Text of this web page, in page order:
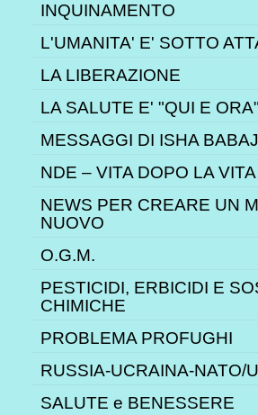
INQUINAMENTO
L'UMANITA' E' SOTTO
LA LIBERAZIONE
LA SALUTE E' "QUI E ORA"
MESSAGGI DI ISHA
NDE – VITA DOPO LA VITA
NEWS PER CREARE UN
NUOVO
O.G.M.
PESTICIDI, ERBICIDI E
CHIMICHE
PROBLEMA PROFUGHI
RUSSIA-UCRAINA-NATO/
SALUTE e BENESSERE